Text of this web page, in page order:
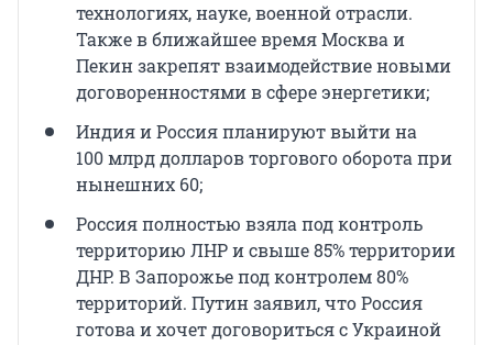
технологиях, науке, военной отрасли.
Также в ближайшее время Москва и
Пекин закрепят взаимодействие новыми
договоренностями в сфере энергетики;
Индия и Россия планируют выйти на
100 млрд долларов торгового оборота при
нынешних 60;
Россия полностью взяла под контроль
территорию ЛНР и свыше 85% территории
ДНР. В Запорожье под контролем 80%
территорий. Путин заявил, что Россия
готова и хочет договориться с Украиной